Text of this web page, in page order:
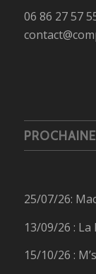
06 86 27 57
25/07/26:
13/09/26 : La
15/10/26 :